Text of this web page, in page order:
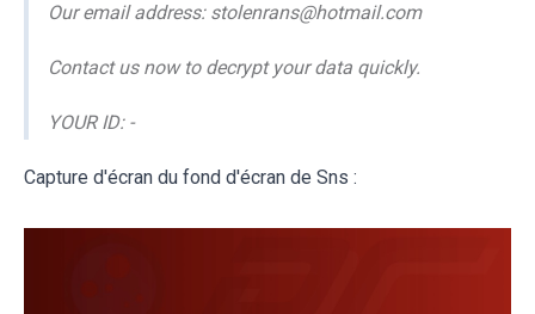
Our email address: stolenrans@hotmail.com
Contact us now to decrypt your data quickly.
YOUR ID: -
Capture d'écran du fond d'écran de Sns :